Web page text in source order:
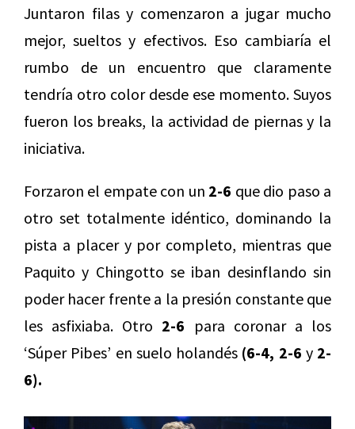
Juntaron filas y comenzaron a jugar mucho
mejor, sueltos y efectivos. Eso cambiaría el
rumbo de un encuentro que claramente
tendría otro color desde ese momento. Suyos
fueron los breaks, la actividad de piernas y la
iniciativa.
Forzaron el empate con un 2-6 que dio paso a
otro set totalmente idéntico, dominando la
pista a placer y por completo, mientras que
Paquito y Chingotto se iban desinflando sin
poder hacer frente a la presión constante que
les asfixiaba. Otro 2-6 para coronar a los
‘Súper Pibes’ en suelo holandés (6-4, 2-6 y 2-
6).